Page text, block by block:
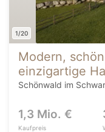
1/20
Modern,
einzigartige
Schönwald im
1,3 Mio. €
Kaufpreis